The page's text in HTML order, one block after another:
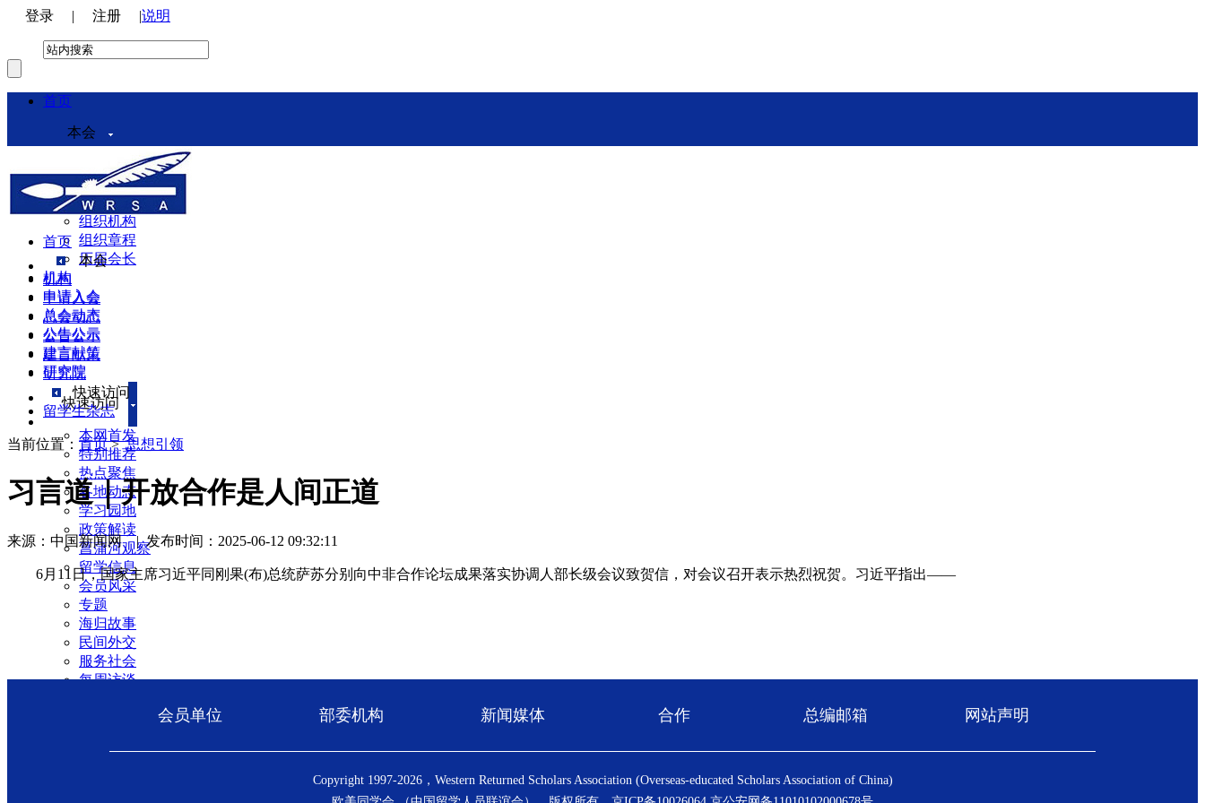
登录 | 注册 |说明
首页
本会
本会介绍
领导机构
理事会
组织机构
组织章程
历届会长
机构
申请入会
总会动态
公告公示
建言献策
研究院
快速访问
本网首发
特别推荐
热点聚焦
各地动态
学习园地
政策解读
菖蒲河观察
留学信息
会员风采
专题
海归故事
民间外交
服务社会
每周访谈
首页
本会
机构
申请入会
总会动态
公告公示
建言献策
研究院
快速访问
留学生杂志
当前位置： 首页>思想引领
习言道｜开放合作是人间正道
来源：中国新闻网 |发布时间：2025-06-12 09:32:11
6月11日，国家主席习近平同刚果(布)总统萨苏分别向中非合作论坛成果落实协调人部长级会议致贺信，对会议召开表示热烈祝贺。习近平指出——